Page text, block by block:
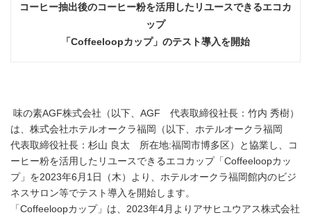
コーヒー抽出後のコーヒー粉を活用したリユースできるエコカ
ップ
「Coffeeloopカップ」のテスト導入を開始
味の素AGF株式会社（以下、AGF 代表取締役社⻑：⽵内 秀樹）
は、株式会社ホテルオークラ福岡（以下、ホテルオークラ福岡
代表取締役社長：杉山 良太 所在地:福岡市博多区）と協業し、コ
ーヒー粉を活用したリユースできるエコカップ「Coffeeloopカッ
プ」を2023年6月1日（木）より、ホテルオークラ福岡館内のビジ
ネスサロン等でテスト導入を開始します。
「Coffeeloopカップ」は、2023年4月よりアサヒユウアス株式会社